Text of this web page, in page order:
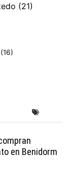
(21)
(16)
en Benidorm